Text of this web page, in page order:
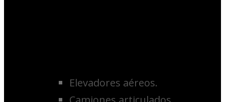
Elevadores aéreos.